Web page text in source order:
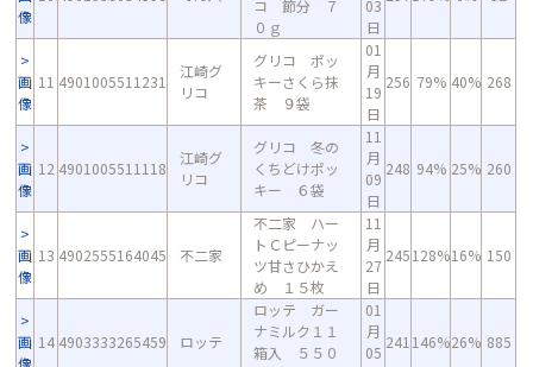
像
コ 節分 ７
０ｇ
03
日
画
像
11 4901005511231
江崎グ
リコ
グリコ ポッ
キーさくら抹
茶 ９袋
01
月
19
日
256 79% 40% 268
画
像
12 4901005511118
江崎グ
リコ
グリコ 冬の
くちどけポッ
キー ６袋
11
月
09
日
248 94% 25% 260
画
像
13 4902555164045 不二家
不二家 ハー
トＣピーナッ
ツ甘さひかえ
め １５枚
11
月
27
日
245128%16% 150
画
像
14 4903333265459 ロッテ
ロッテ ガー
ナミルク１１
箱入 ５５０
01
月
05
241 146%26% 885